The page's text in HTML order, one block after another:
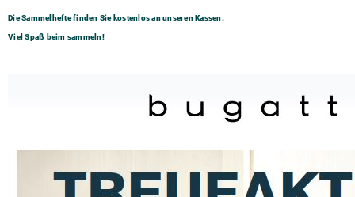
Die Sammelhefte finden Sie kostenlos an unseren Kassen.
Viel Spaß beim sammeln!